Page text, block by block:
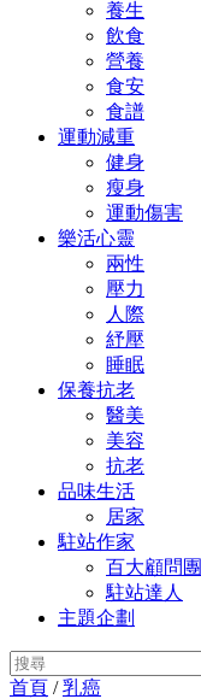
養生
飲食
營養
食安
食譜
運動減重
健身
瘦身
運動傷害
樂活心靈
兩性
壓力
人際
紓壓
睡眠
保養抗老
醫美
美容
抗老
品味生活
居家
駐站作家
百大顧問團
駐站達人
主題企劃
首頁 /乳癌